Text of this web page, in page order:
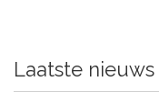
Laatste nieuws